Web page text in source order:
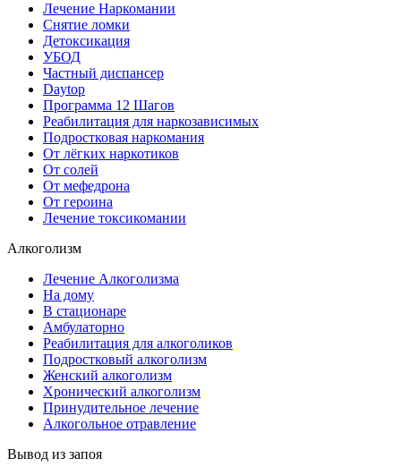
Лечение Наркомании
Снятие ломки
Детоксикация
УБОД
Частный диспансер
Daytop
Программа 12 Шагов
Реабилитация для наркозависимых
Подростковая наркомания
От лёгких наркотиков
От солей
От мефедрона
От героина
Лечение токсикомании
Алкоголизм
Лечение Алкоголизма
На дому
В стационаре
Амбулаторно
Реабилитация для алкоголиков
Подростковый алкоголизм
Женский алкоголизм
Хронический алкоголизм
Принудительное лечение
Алкогольное отравление
Вывод из запоя